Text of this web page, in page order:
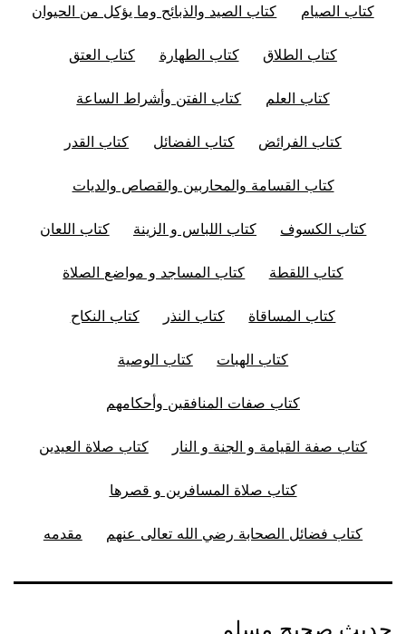
كتاب الصيام كتاب الصيد والذبائح وما يؤكل من الحيوان
كتاب الطلاق كتاب الطهارة كتاب العتق
كتاب العلم كتاب الفتن وأشراط الساعة
كتاب الفرائض كتاب الفضائل كتاب القدر
كتاب القسامة والمحاربين والقصاص والديات
كتاب الكسوف كتاب اللباس و الزينة كتاب اللعان
كتاب اللقطة كتاب المساجد و مواضع الصلاة
كتاب المساقاة كتاب النذر كتاب النكاح
كتاب الهبات كتاب الوصية
كتاب صفات المنافقين وأحكامهم
كتاب صفة القيامة و الجنة و النار كتاب صلاة العيدين
كتاب صلاة المسافرين و قصرها
كتاب فضائل الصحابة رضي الله تعالى عنهم مقدمه